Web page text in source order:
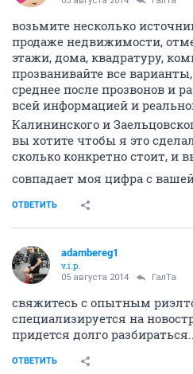
возьмите несколько
продаже недвижимости,
этажи, дома, квадратуру,
прозванивайте все
среднее после прозвонов и
всей информацией и
Калининского и
вы хотите чтобы я это
сколько конкретно стоит, и
совпадает моя цифра с
ОТВЕТИТЬ
adambereg1
v.i.p.
05 августа 2014 ГалТа
свяжитесь с опытным
специализируется на
придется долго
ОТВЕТИТЬ